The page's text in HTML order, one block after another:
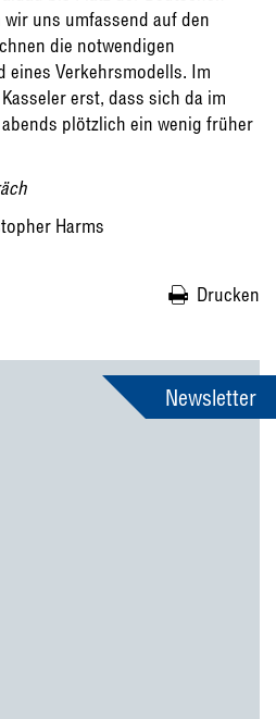
uns umfassend auf den
die notwendigen
eines Verkehrsmodells. Im
erst, dass sich da im
plötzlich ein wenig früher
Harms
Drucken
Newsletter